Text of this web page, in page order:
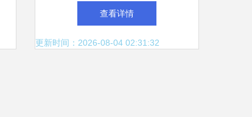
工程院外籍院士董勤喜一行来
我司洽谈交流
查看详情
更新时间：2026-08-04 02:31:32